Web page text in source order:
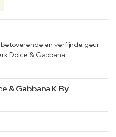
betoverende en verfijnde geur
Dolce & Gabbana.
& Gabbana K By